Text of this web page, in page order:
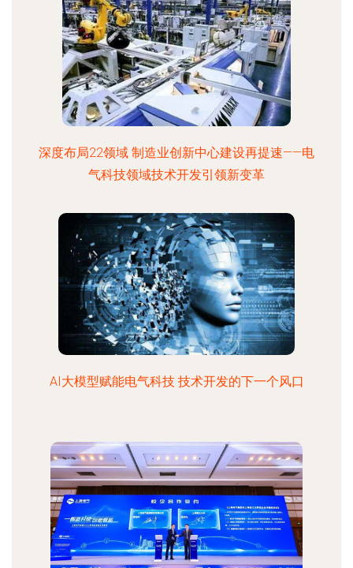
深度布局22领域 制造业创新中心建设再提速——电
气科技领域技术开发引领新变革
AI大模型赋能电气科技 技术开发的下一个风口